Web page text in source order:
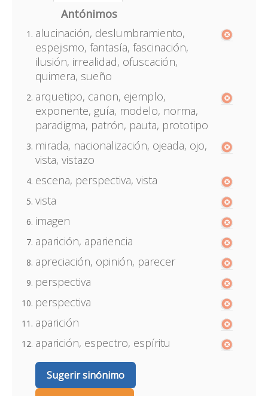
Antónimos
alucinación, deslumbramiento,
espejismo, fantasía, fascinación,
ilusión, irrealidad, ofuscación,
quimera, sueño
arquetipo, canon, ejemplo,
exponente, guía, modelo, norma,
paradigma, patrón, pauta, prototipo
mirada, nacionalización, ojeada, ojo,
vista, vistazo
escena, perspectiva, vista
vista
imagen
aparición, apariencia
apreciación, opinión, parecer
perspectiva
perspectiva
aparición
aparición, espectro, espíritu
Sugerir sinónimo